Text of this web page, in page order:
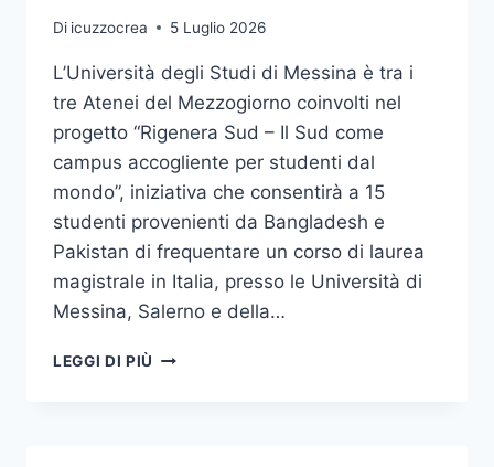
Di icuzzocrea 5 Luglio 2026
L’Università degli Studi di Messina è tra i
tre Atenei del Mezzogiorno coinvolti nel
progetto “Rigenera Sud – Il Sud come
campus accogliente per studenti dal
mondo”, iniziativa che consentirà a 15
studenti provenienti da Bangladesh e
Pakistan di frequentare un corso di laurea
magistrale in Italia, presso le Università di
Messina, Salerno e della…
LEGGI DI PIÙ UNIME